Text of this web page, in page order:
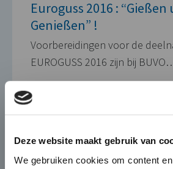
Deze website maakt gebruik van
We gebruiken cookies om content
Euroguss 2016 : “Gießen
Genießen” !
Voorbereidingen voor de
EUROGUSS 2016 zijn bij
Mobility